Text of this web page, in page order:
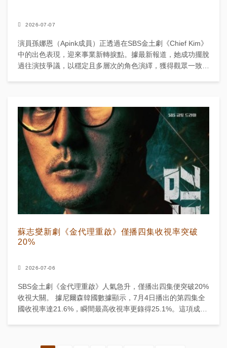
2026-07-07
演員孫娜恩（Apink成員）正透過在SBS金土劇《Chief Kim》
中的出色表現，迎來事業新轉捩點。據最新報道，她成功擺脫
過往演技爭議，以穩定且多層次的角色演繹，獲得觀眾一致好
蘇志燮新劇《金代理重啟》僅播四集收視率突破
20%
2026-07-06
SBS金土劇《金代理重啟》人氣急升，僅播出四集便突破20%
收視大關。 據尼爾森韓國數據顯示，7月4日播出的第四集全
國收視率達21.6%，瞬間最高收視率更錄得25.1%。這項成績